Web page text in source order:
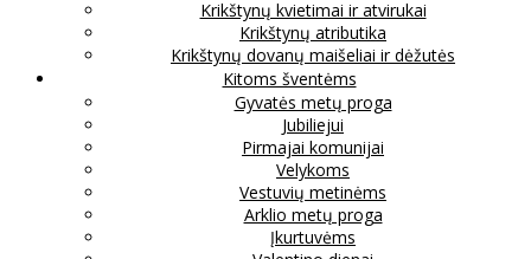
Krikštynų kvietimai ir atvirukai
Krikštynų atributika
Krikštynų dovanų maišeliai ir dėžutės
Kitoms šventėms
Gyvatės metų proga
Jubiliejui
Pirmajai komunijai
Velykoms
Vestuvių metinėms
Arklio metų proga
Įkurtuvėms